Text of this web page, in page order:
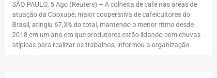
SÃO PAULO, 5 Ago (Reuters) – A colheita de café nas áreas de
atuação da Cooxupé, maior cooperativa de cafeicultores do
Brasil, atingiu 67,3% do total, mantendo o menor ritmo desde
2018 em um ano em que produtores estão lidando com chuvas
atípicas para realizar os trabalhos, informou a organização